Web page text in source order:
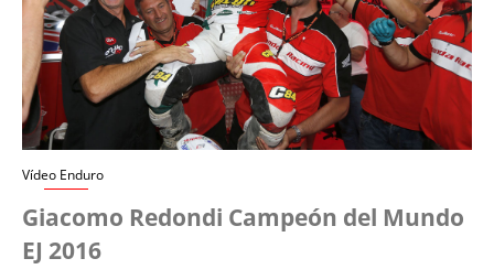
Vídeo Enduro
Giacomo Redondi Campeón del Mundo
EJ 2016